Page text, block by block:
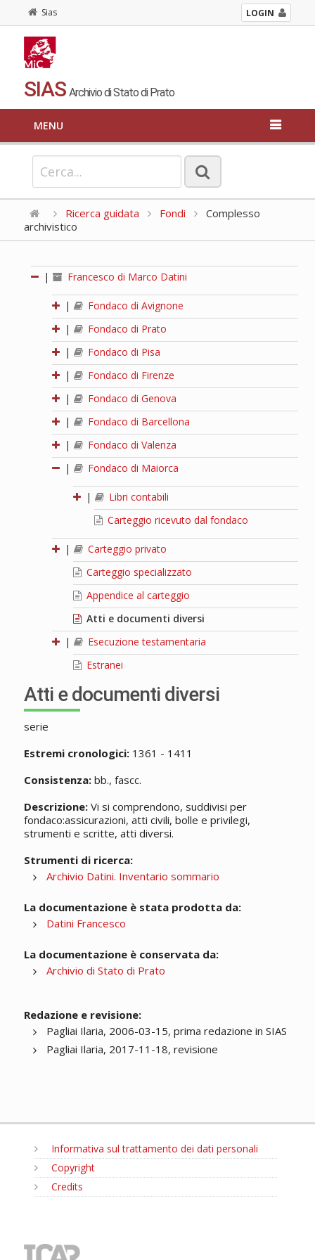
Sias LOGIN
SIAS Archivio di Stato di Prato
MENU
Ricerca guidata Fondi
Complesso
archivistico
| Francesco di Marco Datini
|
Fondaco di Avignone
|
Fondaco di Prato
|
Fondaco di Pisa
|
Fondaco di Firenze
|
Fondaco di Genova
|
Fondaco di Barcellona
|
Fondaco di Valenza
|
Fondaco di Maiorca
|
Libri contabili
Carteggio ricevuto dal fondaco
|
Carteggio privato
Carteggio specializzato
Appendice al carteggio
Atti e documenti diversi
|
Esecuzione testamentaria
Estranei
Atti e documenti diversi
serie
Estremi cronologici:1361 - 1411
Consistenza:bb., fascc.
Descrizione:Vi si comprendono, suddivisi per
fondaco:assicurazioni, atti civili, bolle e privilegi,
strumenti e scritte, atti diversi.
Strumenti di ricerca:
Archivio Datini. Inventario sommario
La documentazione è stata prodotta da:
Datini Francesco
La documentazione è conservata da:
Archivio di Stato di Prato
Redazione e revisione:
Pagliai Ilaria, 2006-03-15, prima redazione in SIAS
Pagliai Ilaria, 2017-11-18, revisione
Informativa sul trattamento dei dati personali
Copyright
Credits